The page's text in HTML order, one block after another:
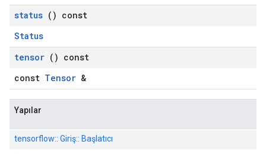
status () const
Status
tensor () const
const Tensor &
Yapılar
tensorflow:: Giriş:: Başlatıcı